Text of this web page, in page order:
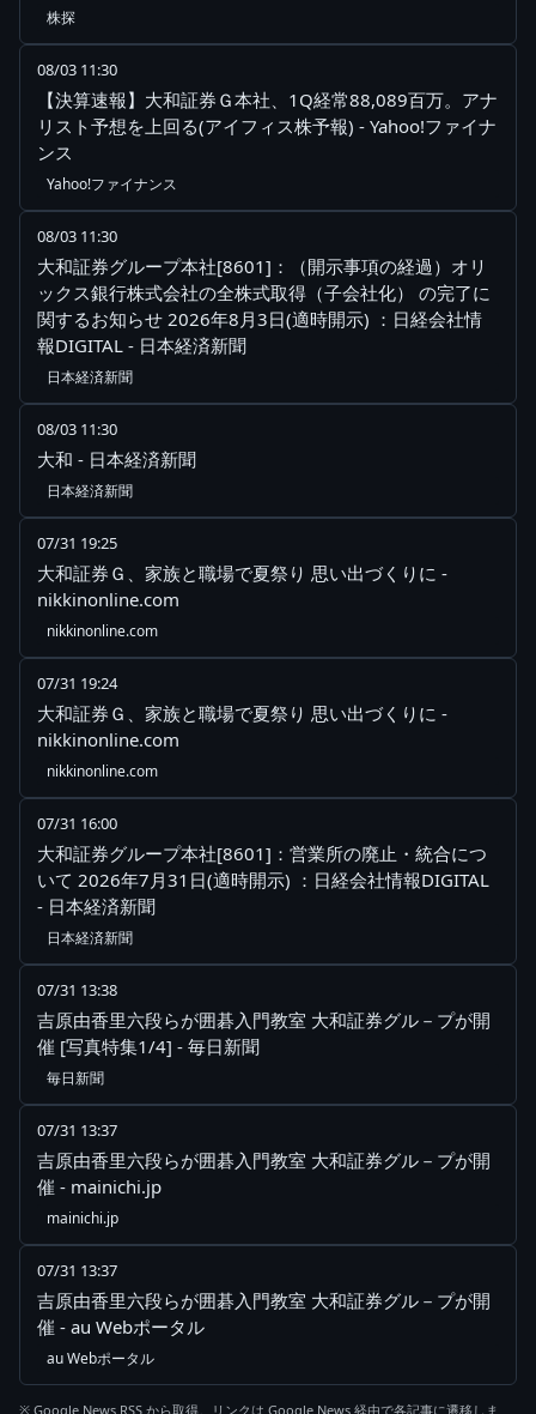
株探
08/03 11:30
【決算速報】大和証券Ｇ本社、1Q経常88,089百万。アナ
リスト予想を上回る(アイフィス株予報) - Yahoo!ファイナ
ンス
Yahoo!ファイナンス
08/03 11:30
大和証券グループ本社[8601]：（開示事項の経過）オリ
ックス銀行株式会社の全株式取得（子会社化） の完了に
関するお知らせ 2026年8月3日(適時開示) ：日経会社情
報DIGITAL - 日本経済新聞
日本経済新聞
08/03 11:30
大和 - 日本経済新聞
日本経済新聞
07/31 19:25
大和証券Ｇ、家族と職場で夏祭り 思い出づくりに -
nikkinonline.com
nikkinonline.com
07/31 19:24
大和証券Ｇ、家族と職場で夏祭り 思い出づくりに -
nikkinonline.com
nikkinonline.com
07/31 16:00
大和証券グループ本社[8601]：営業所の廃止・統合につ
いて 2026年7月31日(適時開示) ：日経会社情報DIGITAL
- 日本経済新聞
日本経済新聞
07/31 13:38
吉原由香里六段らが囲碁入門教室 大和証券グル－プが開
催 [写真特集1/4] - 毎日新聞
毎日新聞
07/31 13:37
吉原由香里六段らが囲碁入門教室 大和証券グル－プが開
催 - mainichi.jp
mainichi.jp
07/31 13:37
吉原由香里六段らが囲碁入門教室 大和証券グル－プが開
催 - au Webポータル
au Webポータル
※ Google News RSS から取得。リンクは Google News 経由で各記事に遷移しま